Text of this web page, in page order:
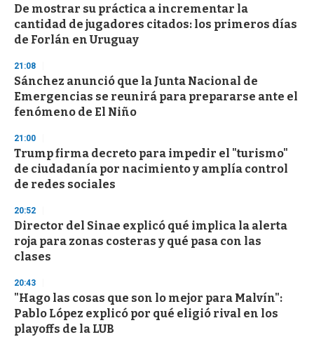
s
c
o
d
s
De mostrar su práctica a incrementar la
cantidad de jugadores citados: los primeros días
de Forlán en Uruguay
21:08
Sánchez anunció que la Junta Nacional de
Emergencias se reunirá para prepararse ante el
fenómeno de El Niño
21:00
Trump firma decreto para impedir el "turismo"
de ciudadanía por nacimiento y amplía control
de redes sociales
20:52
Director del Sinae explicó qué implica la alerta
roja para zonas costeras y qué pasa con las
clases
20:43
"Hago las cosas que son lo mejor para Malvín":
Pablo López explicó por qué eligió rival en los
playoffs de la LUB